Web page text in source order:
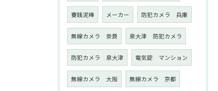
賽銭泥棒 メーカー 防犯カメラ 兵庫
無線カメラ 奈良 泉大津 防犯カメラ
防犯カメラ 泉大津 電気錠 マンション
無線カメラ 大阪 無線カメラ 京都